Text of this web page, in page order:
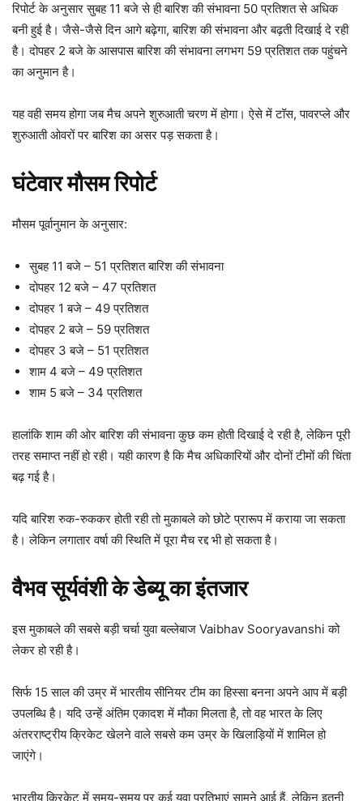
रिपोर्ट के अनुसार सुबह 11 बजे से ही बारिश की संभावना 50 प्रतिशत से अधिक
बनी हुई है। जैसे-जैसे दिन आगे बढ़ेगा, बारिश की संभावना और बढ़ती दिखाई दे रही
है। दोपहर 2 बजे के आसपास बारिश की संभावना लगभग 59 प्रतिशत तक पहुंचने
का अनुमान है।
यह वही समय होगा जब मैच अपने शुरुआती चरण में होगा। ऐसे में टॉस, पावरप्ले और
शुरुआती ओवरों पर बारिश का असर पड़ सकता है।
घंटेवार मौसम रिपोर्ट
मौसम पूर्वानुमान के अनुसार:
सुबह 11 बजे – 51 प्रतिशत बारिश की संभावना
दोपहर 12 बजे – 47 प्रतिशत
दोपहर 1 बजे – 49 प्रतिशत
दोपहर 2 बजे – 59 प्रतिशत
दोपहर 3 बजे – 51 प्रतिशत
शाम 4 बजे – 49 प्रतिशत
शाम 5 बजे – 34 प्रतिशत
हालांकि शाम की ओर बारिश की संभावना कुछ कम होती दिखाई दे रही है, लेकिन पूरी
तरह समाप्त नहीं हो रही। यही कारण है कि मैच अधिकारियों और दोनों टीमों की चिंता
बढ़ गई है।
यदि बारिश रुक-रुककर होती रही तो मुकाबले को छोटे प्रारूप में कराया जा सकता
है। लेकिन लगातार वर्षा की स्थिति में पूरा मैच रद्द भी हो सकता है।
वैभव सूर्यवंशी के डेब्यू का इंतजार
इस मुकाबले की सबसे बड़ी चर्चा युवा बल्लेबाज Vaibhav Sooryavanshi को
लेकर हो रही है।
सिर्फ 15 साल की उम्र में भारतीय सीनियर टीम का हिस्सा बनना अपने आप में बड़ी
उपलब्धि है। यदि उन्हें अंतिम एकादश में मौका मिलता है, तो वह भारत के लिए
अंतरराष्ट्रीय क्रिकेट खेलने वाले सबसे कम उम्र के खिलाड़ियों में शामिल हो
जाएंगे।
भारतीय क्रिकेट में समय-समय पर कई युवा प्रतिभाएं सामने आई हैं, लेकिन इतनी